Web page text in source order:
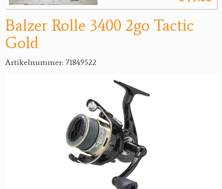
Balzer Rolle 3400 2go Tactic
Gold
Artikelnummer: 71849522